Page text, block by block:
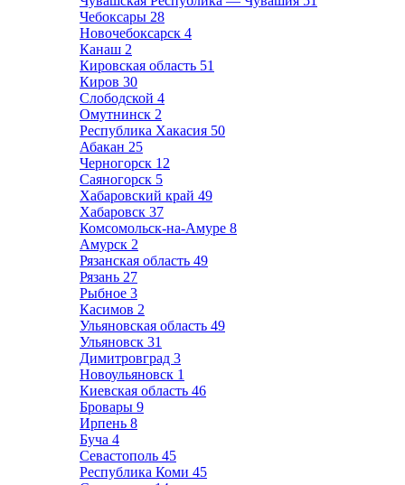
Чебоксары 28
Новочебоксарск 4
Канаш 2
Кировская область 51
Киров 30
Слободской 4
Омутнинск 2
Республика Хакасия 50
Абакан 25
Черногорск 12
Саяногорск 5
Хабаровский край 49
Хабаровск 37
Комсомольск-на-Амуре 8
Амурск 2
Рязанская область 49
Рязань 27
Рыбное 3
Касимов 2
Ульяновская область 49
Ульяновск 31
Димитровград 3
Новоульяновск 1
Киевская область 46
Бровары 9
Ирпень 8
Буча 4
Севастополь 45
Республика Коми 45